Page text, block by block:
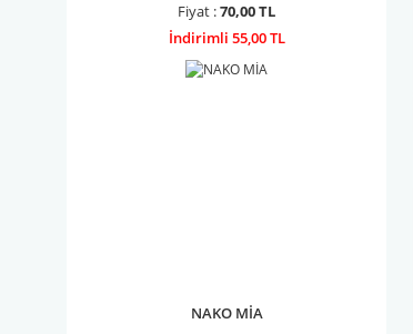
Fiyat :70,00 TL
İndirimli 55,00 TL
NAKO MİA